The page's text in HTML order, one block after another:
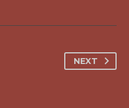
NEXT